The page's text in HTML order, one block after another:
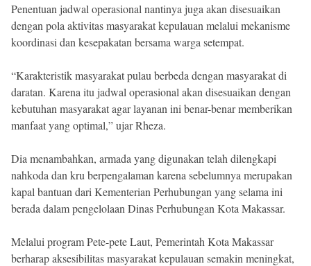
Penentuan jadwal operasional nantinya juga akan disesuaikan
dengan pola aktivitas masyarakat kepulauan melalui mekanisme
koordinasi dan kesepakatan bersama warga setempat.
“Karakteristik masyarakat pulau berbeda dengan masyarakat di
daratan. Karena itu jadwal operasional akan disesuaikan dengan
kebutuhan masyarakat agar layanan ini benar-benar memberikan
manfaat yang optimal,” ujar Rheza.
Dia menambahkan, armada yang digunakan telah dilengkapi
nahkoda dan kru berpengalaman karena sebelumnya merupakan
kapal bantuan dari Kementerian Perhubungan yang selama ini
berada dalam pengelolaan Dinas Perhubungan Kota Makassar.
Melalui program Pete-pete Laut, Pemerintah Kota Makassar
berharap aksesibilitas masyarakat kepulauan semakin meningkat,